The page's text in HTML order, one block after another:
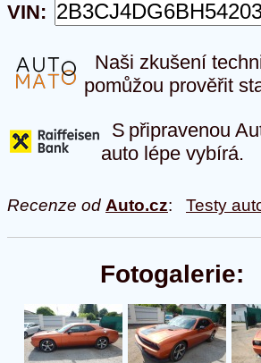
VIN:
Naši zkušení
pomůžou prověřit
S připravenou
auto lépe vybírá.
Recenze od Auto.cz: Testy
Fotogalerie: